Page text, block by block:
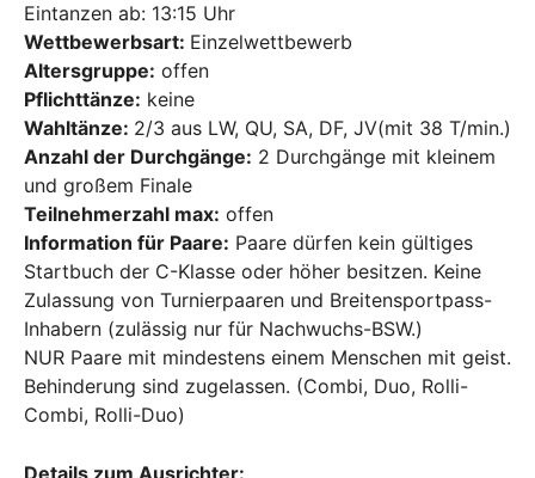
Eintanzen ab: 13:15 Uhr
Wettbewerbsart: Einzelwettbewerb
Altersgruppe: offen
Pflichttänze: keine
Wahltänze: 2/3 aus LW, QU, SA, DF, JV(mit 38 T/min.)
Anzahl der Durchgänge: 2 Durchgänge mit kleinem
und großem Finale
Teilnehmerzahl max: offen
Information für Paare: Paare dürfen kein gültiges
Startbuch der C-Klasse oder höher besitzen. Keine
Zulassung von Turnierpaaren und Breitensportpass-
Inhabern (zulässig nur für Nachwuchs-BSW.)
NUR Paare mit mindestens einem Menschen mit geist.
Behinderung sind zugelassen. (Combi, Duo, Rolli-
Combi, Rolli-Duo)
Details zum Ausrichter: